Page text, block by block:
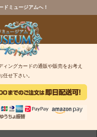
ドミュージアムへ！
ングカードの通販や販売をお考え
せ下さい。